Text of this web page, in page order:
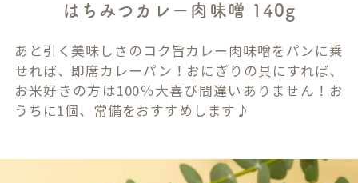
はちみつカレー肉味噌 140g
あと引く美味しさのコク旨カレー肉味噌をパンに乗
せれば、即席カレーパン！おにぎりの具にすれば、
お米好きの方は100％大喜び間違いありません！お
うちに1個、常備をおすすめします♪